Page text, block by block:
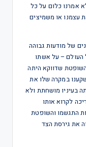
אמרנו כלום על כל
עצמנו או משמיצים
של מודעות גבוהה
העולם – על אשתו
שדווקא היתה
במקרה שלו את
בעיניו מושחתת ולא
לקרוא אותו
התגשמו והשופטת
את גירסת הצד